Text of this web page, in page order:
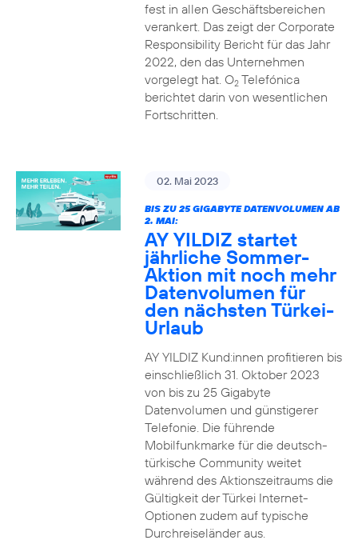
fest in allen Geschäftsbereichen
verankert. Das zeigt der Corporate
Responsibility Bericht für das Jahr
2022, den das Unternehmen
vorgelegt hat. O2Telefónica
berichtet darin von wesentlichen
Fortschritten.
02. Mai 2023
BIS ZU 25 GIGABYTE DATENVOLUMEN AB
2. MAI:
AY YILDIZ startet
jährliche Sommer-
Aktion mit noch mehr
Datenvolumen für
den nächsten Türkei-
Urlaub
AY YILDIZ Kund:innen profitieren bis
einschließlich 31. Oktober 2023
von bis zu 25 Gigabyte
Datenvolumen und günstigerer
Telefonie. Die führende
Mobilfunkmarke für die deutsch-
türkische Community weitet
während des Aktionszeitraums die
Gültigkeit der Türkei Internet-
Optionen zudem auf typische
Durchreiseländer aus.